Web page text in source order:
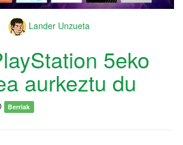
Lander Unzueta
5eko
aurkeztu du
Berriak